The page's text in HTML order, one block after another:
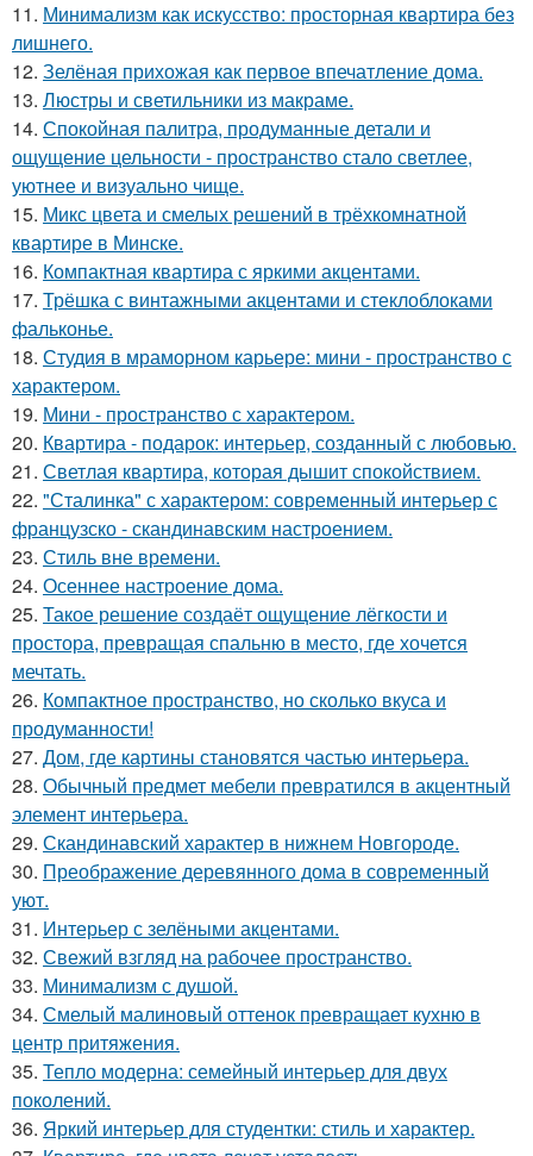
11. Минимализм как искусство: просторная квартира без
лишнего.
12. Зелёная прихожая как первое впечатление дома.
13. Люстры и светильники из макраме.
14. Спокойная палитра, продуманные детали и
ощущение цельности - пространство стало светлее,
уютнее и визуально чище.
15. Микс цвета и смелых решений в трёхкомнатной
квартире в Минске.
16. Компактная квартира с яркими акцентами.
17. Трёшка с винтажными акцентами и стеклоблоками
фальконье.
18. Студия в мраморном карьере: мини - пространство с
характером.
19. Мини - пространство с характером.
20. Квартира - подарок: интерьер, созданный с любовью.
21. Светлая квартира, которая дышит спокойствием.
22. "Сталинка" с характером: современный интерьер с
французско - скандинавским настроением.
23. Стиль вне времени.
24. Осеннее настроение дома.
25. Такое решение создаёт ощущение лёгкости и
простора, превращая спальню в место, где хочется
мечтать.
26. Компактное пространство, но сколько вкуса и
продуманности!
27. Дом, где картины становятся частью интерьера.
28. Обычный предмет мебели превратился в акцентный
элемент интерьера.
29. Скандинавский характер в нижнем Новгороде.
30. Преображение деревянного дома в современный
уют.
31. Интерьер с зелёными акцентами.
32. Свежий взгляд на рабочее пространство.
33. Минимализм с душой.
34. Смелый малиновый оттенок превращает кухню в
центр притяжения.
35. Тепло модерна: семейный интерьер для двух
поколений.
36. Яркий интерьер для студентки: стиль и характер.